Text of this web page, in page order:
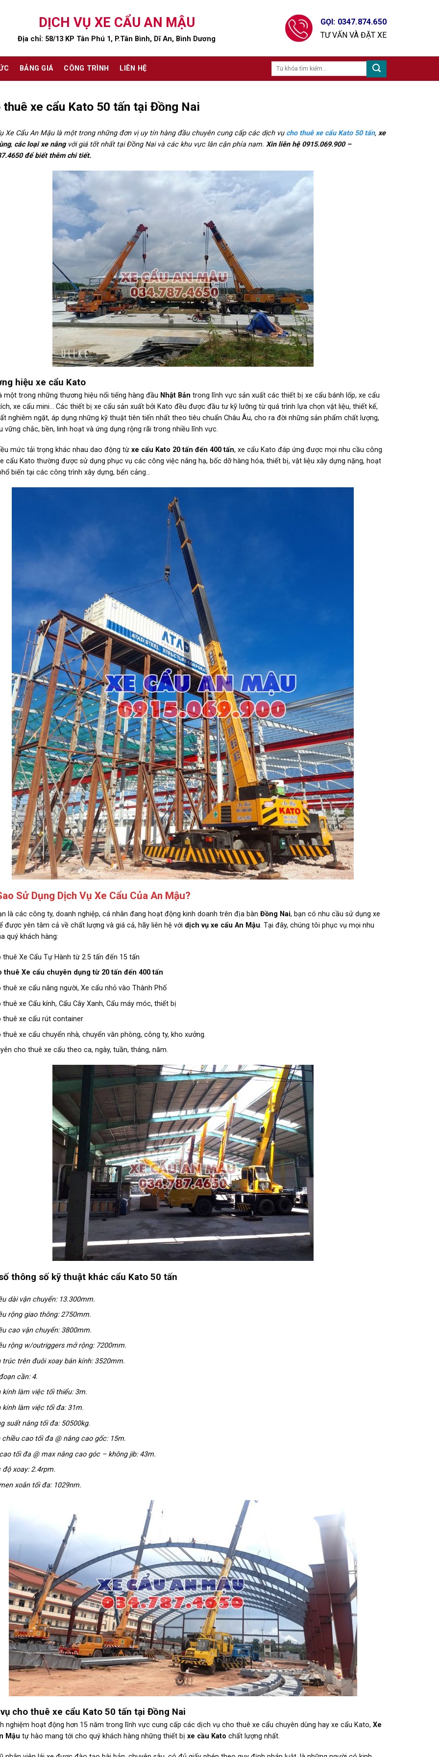
DỊCH VỤ XE CẨU AN MẬU
Địa chỉ: 58/13 KP Tân Phú 1, P.Tân Bình, Dĩ An, Bình Dương
GỌI: 0347.874.650
TƯ VẤN VÀ ĐẶT XE
BẢNG GIÁ CÔNG TRÌNH LIÊN HỆ
thuê xe cẩu Kato 50 tấn tại Đồng Nai
Xe Cẩu An Mậu là một trong những đơn vị uy tín hàng đầu chuyên cung cấp các dịch vụ cho thuê xe cẩu Kato 50 tấn, xe
, các loại xe nângvới giá tốt nhất tại Đồng Nai và các khu vực lân cận phía nam. Xin liên hệ 0915.069.900 –
để biết thêm chi tiết.
hiệu xe cẩu Kato
một trong những thương hiệu nổi tiếng hàng đầu Nhật Bản trong lĩnh vực sản xuất các thiết bị xe cẩu bánh lốp, xe cẩu
xe cẩu mini… Các thiết bị xe cẩu sản xuất bởi Kato đều được đầu tư kỹ lưỡng từ quá trình lựa chọn vật liệu, thiết kế,
nghiêm ngặt, áp dụng những kỹ thuật tiên tiến nhất theo tiêu chuẩn Châu Âu, cho ra đời những sản phẩm chất lượng,
vững chắc, bền, linh hoạt và ứng dụng rộng rãi trong nhiều lĩnh vực.
mức tải trọng khác nhau dao động từ xe cẩu Kato 20 tấn đến 400 tấn, xe cẩu Kato đáp ứng được mọi nhu cầu công
cẩu Kato thường được sử dụng phục vụ các công việc nâng hạ, bốc dỡ hàng hóa, thiết bị, vật liệu xây dựng nặng, hoạt
biến tại các công trình xây dựng, bến cảng…
Sử Dụng Dịch Vụ Xe Cẩu Của An Mậu?
là các công ty, doanh nghiệp, cá nhân đang hoạt động kinh doanh trên địa bàn Đồng Nai, bạn có nhu cầu sử dụng xe
được yên tâm cả về chất lượng và giá cả, hãy liên hệ với dịch vụ xe cẩu An Mậu. Tại đây, chúng tôi phục vụ mọi nhu
quý khách hàng:
thuê Xe Cẩu Tự Hành từ 2.5 tấn đến 15 tấn
thuê Xe cẩu chuyên dụng từ 20 tấn đến 400 tấn
thuê xe cẩu nâng người, Xe cẩu nhỏ vào Thành Phố
thuê xe Cẩu kính, Cẩu Cây Xanh, Cẩu máy móc, thiết bị
thuê xe cẩu rút container
thuê xe cẩu chuyển nhà, chuyển văn phòng, công ty, kho xưởng.
cho thuê xe cẩu theo ca, ngày, tuần, tháng, năm.
thông số kỹ thuật khác cẩu Kato 50 tấn
dài vận chuyển: 13.300mm.
rộng giao thông: 2750mm.
cao vận chuyển: 3800mm.
rộng w/outriggers mở rộng: 7200mm.
trúc trên đuôi xoay bán kính: 3520mm.
cần: 4.
kính làm việc tối thiểu: 3m.
kính làm việc tối đa: 31m.
suất nâng tối đa: 50500kg.
chiều cao tối đa @ nâng cao gốc: 15m.
tối đa @ max nâng cao góc – không jib: 43m.
độ xoay: 2.4rpm.
xoắn tối đa: 1029nm.
cho thuê xe cẩu Kato 50 tấn tại Đồng Nai
nghiệm hoạt động hơn 15 năm trong lĩnh vực cung cấp các dịch vụ cho thuê xe cẩu chuyên dùng hay xe cẩu Kato, Xe
Mậu tự hào mang tới cho quý khách hàng những thiết bị xe cầu Kato chất lượng nhất.